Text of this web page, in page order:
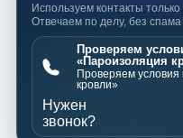
Используем контакты
Отвечаем по делу, без
Проверяем
«Пароизоляция
Проверяем
кровли»
Нужен
звонок?